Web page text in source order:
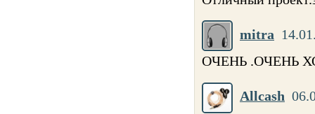
mitra
ОЧЕНЬ .ОЧЕНЬ
Allcash